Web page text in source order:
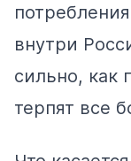
внутри
сильно, как
терпят все